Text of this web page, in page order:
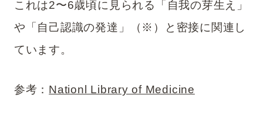
これは2〜6歳頃に見られる「自我の芽生え」
や「自己認識の発達」（ ※ ）と密接に関連し
ています。
参考： Nationl Library of Medicine